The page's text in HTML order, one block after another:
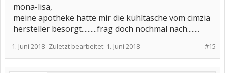
mona-lisa,
meine apotheke hatte mir die kühltasche vom cimzia
hersteller besorgt..........frag doch nochmal nach........
#15
1. Juni 2018 Zuletzt bearbeitet: 1. Juni 2018